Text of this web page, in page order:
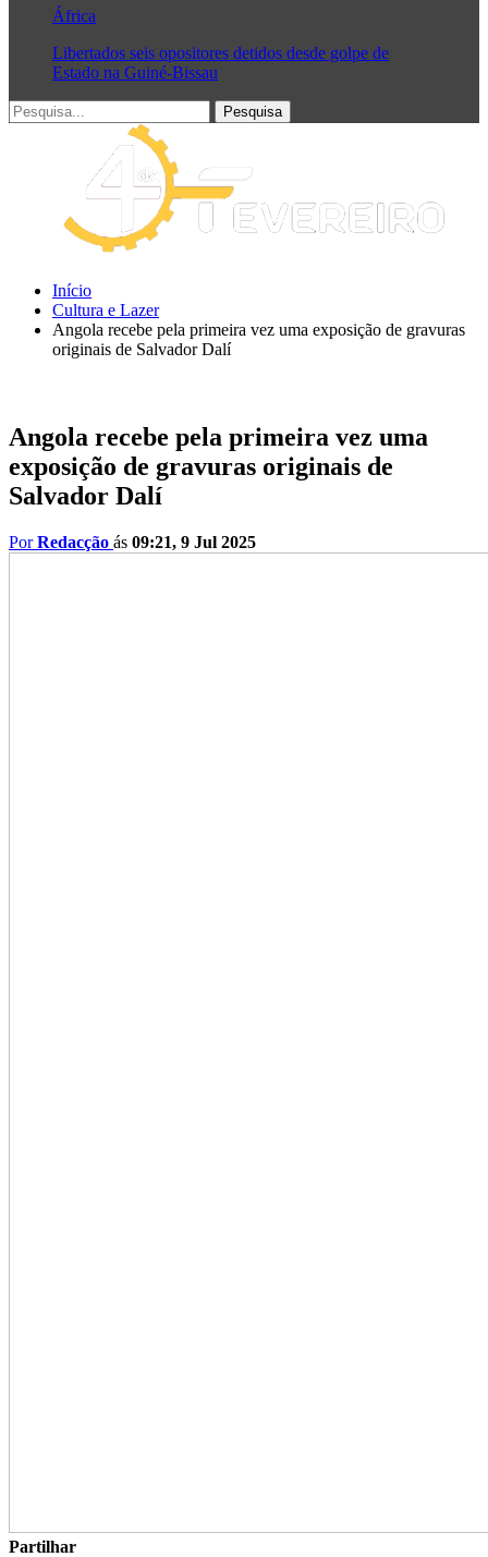
África
Libertados seis opositores detidos desde golpe de
Estado na Guiné-Bissau
Início
Cultura e Lazer
Angola recebe pela primeira vez uma exposição de gravuras
originais de Salvador Dalí
Angola recebe pela primeira vez uma
exposição de gravuras originais de
Salvador Dalí
PorRedacção ás 09:21, 9 Jul 2025
Partilhar